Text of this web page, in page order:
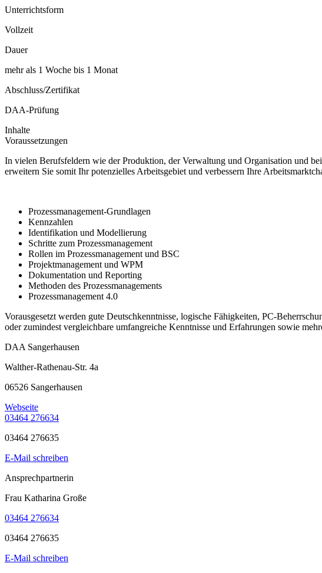
Unterrichtsform
Vollzeit
Dauer
mehr als 1 Woche bis 1 Monat
Abschluss/Zertifikat
DAA-Prüfung
Inhalte
Voraussetzungen
In vielen Berufsfeldern wie der Produktion, der Verwaltung und Organisation und
erweitern Sie somit Ihr potenzielles Arbeitsgebiet und verbessern Ihre
Prozessmanagement-Grundlagen
Kennzahlen
Identifikation und Modellierung
Schritte zum Prozessmanagement
Rollen im Prozessmanagement und BSC
Projektmanagement und WPM
Dokumentation und Reporting
Methoden des Prozessmanagements
Prozessmanagement 4.0
Vorausgesetzt werden gute Deutschkenntnisse, logische Fähigkeiten, PC-
oder zumindest vergleichbare umfangreiche Kenntnisse und Erfahrungen sowie
DAA Sangerhausen
Walther-Rathenau-Str. 4a
06526 Sangerhausen
Webseite
03464 276634
03464 276635
E-Mail schreiben
Ansprechpartnerin
Frau Katharina Große
03464 276634
03464 276635
E-Mail schreiben